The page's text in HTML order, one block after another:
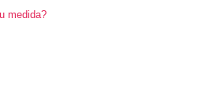
medida?